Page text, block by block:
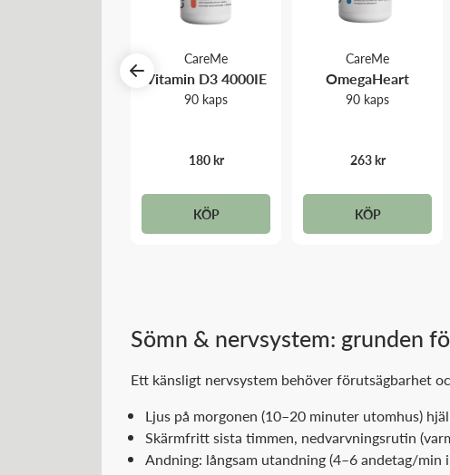
CareMe
Vitamin D3 4000IE
90 kaps
180 kr
KÖP
CareMe
OmegaHeart
90 kaps
263 kr
KÖP
Sömn & nervsystem: grunden
Ett känsligt nervsystem behöver förutsägbarhet
Ljus på morgonen (10–20 minuter utomhus)
Skärmfritt sista timmen, nedvarvningsrutin
Andning: långsam utandning (4–6 andetag/